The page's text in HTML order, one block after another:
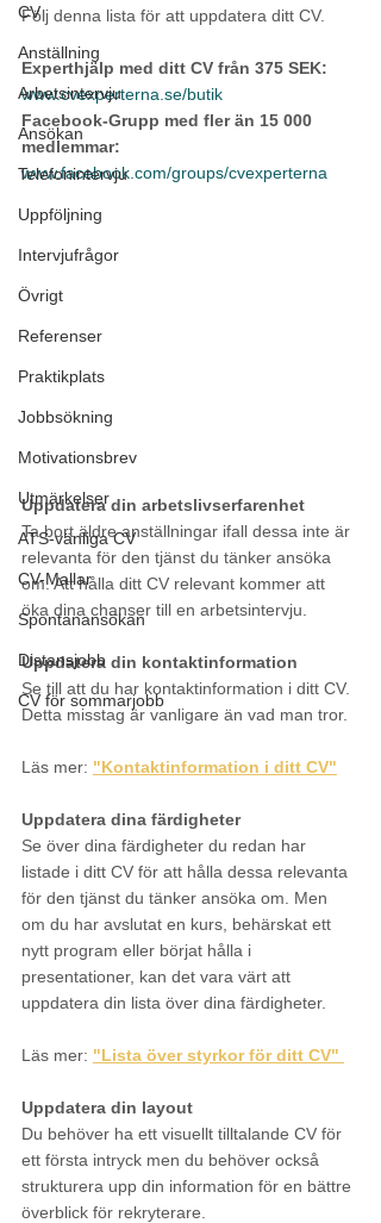
CV
Anställning
Arbetsintervju
Ansökan
Telefonintervju
Uppföljning
Intervjufrågor
Övrigt
Referenser
Praktikplats
Jobbsökning
Motivationsbrev
Utmärkelser
ATS-vänliga CV
CV-Mallar
Spontanansökan
Distansjobb
CV för sommarjobb
Följ denna lista för att uppdatera ditt CV.
Experthjälp med ditt CV från 375 SEK:
www.cvexperterna.se/butik
Facebook-Grupp med fler än 15 000
medlemmar:
www.facebook.com/groups/cvexperterna
Uppdatera din arbetslivserfarenhet
Ta bort äldre anställningar ifall dessa inte är
relevanta för den tjänst du tänker ansöka
om. Att hålla ditt CV relevant kommer att
öka dina chanser till en arbetsintervju.
Uppdatera din kontaktinformation
Se till att du har kontaktinformation i ditt CV.
Detta misstag är vanligare än vad man tror.
Läs mer: "Kontaktinformation i ditt CV"
Uppdatera dina färdigheter
Se över dina färdigheter du redan har
listade i ditt CV för att hålla dessa relevanta
för den tjänst du tänker ansöka om. Men
om du har avslutat en kurs, behärskat ett
nytt program eller börjat hålla i
presentationer, kan det vara värt att
uppdatera din lista över dina färdigheter.
Läs mer: "Lista över styrkor för ditt CV"
Uppdatera din layout
Du behöver ha ett visuellt tilltalande CV för
ett första intryck men du behöver också
strukturera upp din information för en bättre
överblick för rekryterare.